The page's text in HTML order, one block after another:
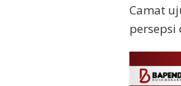
Camat
persepsi